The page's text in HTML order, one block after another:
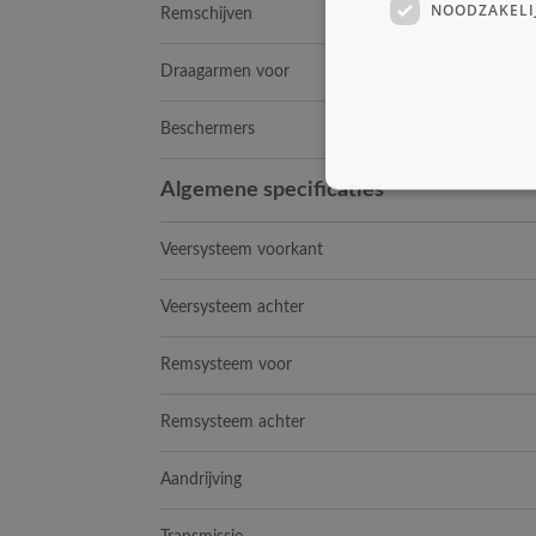
Remschijven
Draagarmen voor
Beschermers
Algemene specificaties
Veersysteem voorkant
Veersysteem achter
Remsysteem voor
Remsysteem achter
Aandrijving